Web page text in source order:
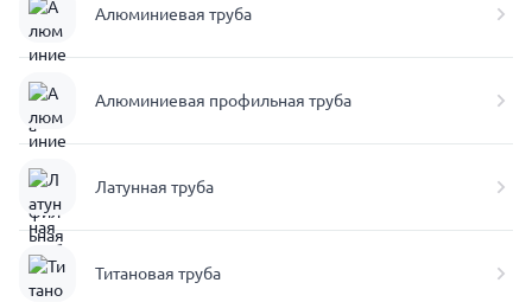
Алюминиевая труба
Алюминиевая профильная труба
Латунная труба
Титановая труба